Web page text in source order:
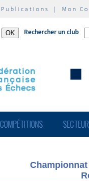
Publications | Mon
Rechercher un club
COMPÉTITIONS